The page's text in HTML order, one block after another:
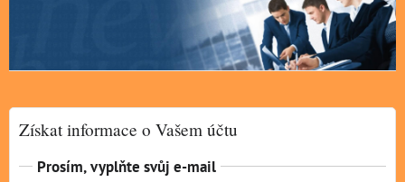
Získat informace o Vašem účtu
Prosím, vyplňte svůj e-mail